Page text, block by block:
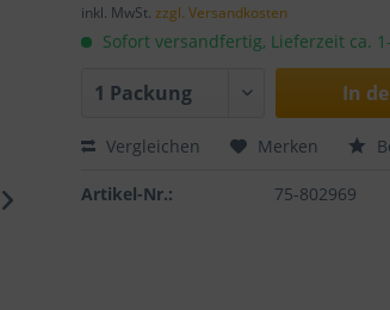
inkl. MwSt.zzgl. Versandkosten
Sofort versandfertig, Lieferzeit ca.
In
Vergleichen Merken
Artikel-Nr.: 75-802969